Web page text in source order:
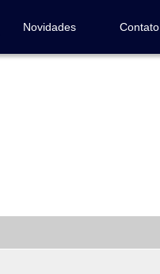
Novidades Contato